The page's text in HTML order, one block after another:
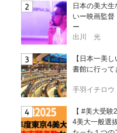
日本の美大
いー映画監督
ー
出川 光
【日本一美
書館に行って
手羽イチロウ
【 #美大受
4美大一般選